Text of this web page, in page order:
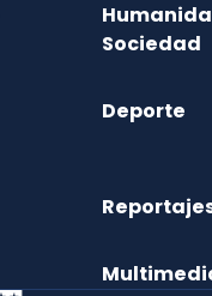
Sociedad
Deporte